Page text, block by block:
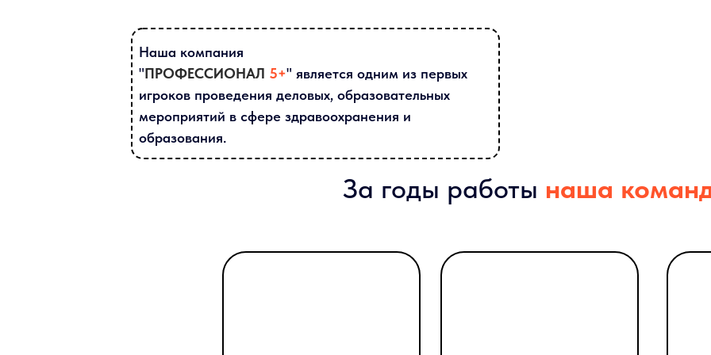
За годы работы наша
Наша компания
"ПРОФЕССИОНАЛ 5+" является одним из первых
игроков проведения деловых, образовательных
мероприятий в сфере здравоохранения и
образования.